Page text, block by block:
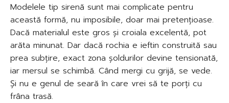
Modelele tip sirenă sunt mai complicate pentru
această formă, nu imposibile, doar mai pretențioase.
Dacă materialul este gros și croiala excelentă, pot
arăta minunat. Dar dacă rochia e ieftin construită sau
prea subțire, exact zona șoldurilor devine tensionată,
iar mersul se schimbă. Când mergi cu grijă, se vede.
Și nu e genul de seară în care vrei să te porți cu
frâna trasă.